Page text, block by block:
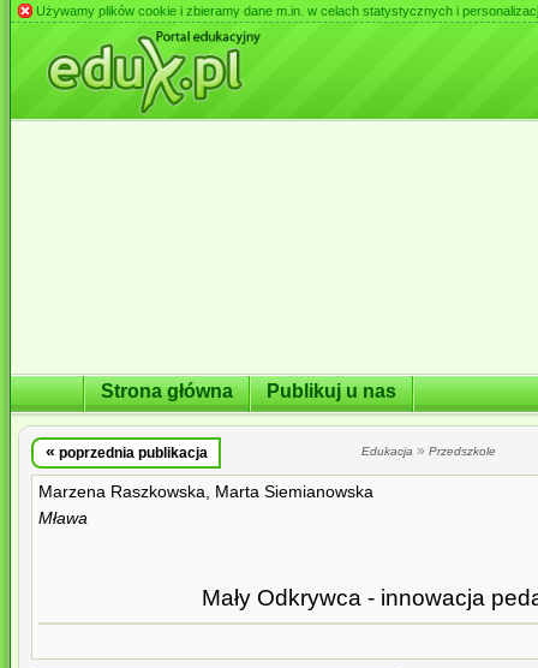
Używamy plików cookie i zbieramy dane m.in. w celach statystycznych i
Strona główna Publikuj u nas
« poprzednia publikacja Edukacja » Przedszkole
Marzena Raszkowska, Marta Siemianowska
Mława
Mały Odkrywca - innowacja